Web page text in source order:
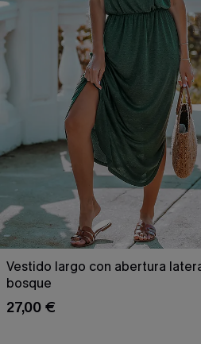
Vestido largo con abertura
bosque
27,00 €